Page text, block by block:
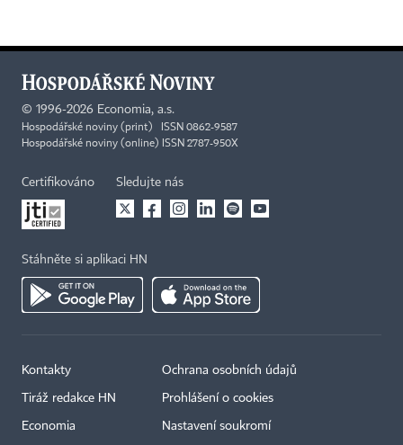
© 1996-2026 Economia, a.s.
Hospodářské noviny (print) ISSN 0862-9587
Hospodářské noviny (online) ISSN 2787-950X
Certifikováno Sledujte nás
Stáhněte si aplikaci HN
Kontakty
Tiráž redakce HN
Economia
Ochrana osobních údajů
Prohlášení o cookies
Nastavení soukromí